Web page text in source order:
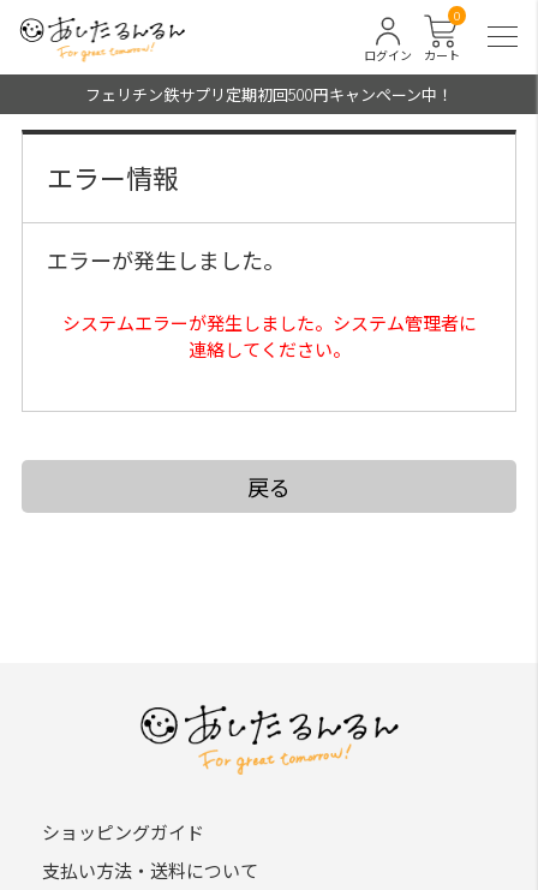
カート
0
ログイン
フェリチン鉄サプリ定期初回500円キャンペーン中！
エラー情報
エラーが発生しました。
システムエラーが発生しました。システム管理者に
連絡してください。
戻る
ショッピングガイド
支払い方法・送料について